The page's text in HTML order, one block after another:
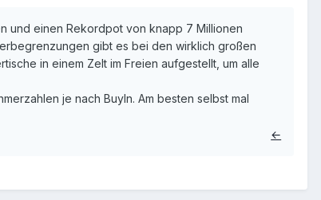
und einen Rekordpot von knapp 7 Millionen
gibt es bei den wirklich großen
in einem Zelt im Freien aufgestellt, um alle
je nach BuyIn. Am besten selbst mal
←